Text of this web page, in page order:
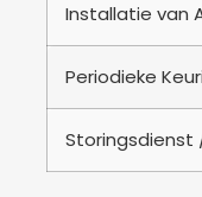
Installatie van
Periodieke
Storingsdienst